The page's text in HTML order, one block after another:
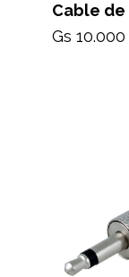
Cable de
Gs 10.000